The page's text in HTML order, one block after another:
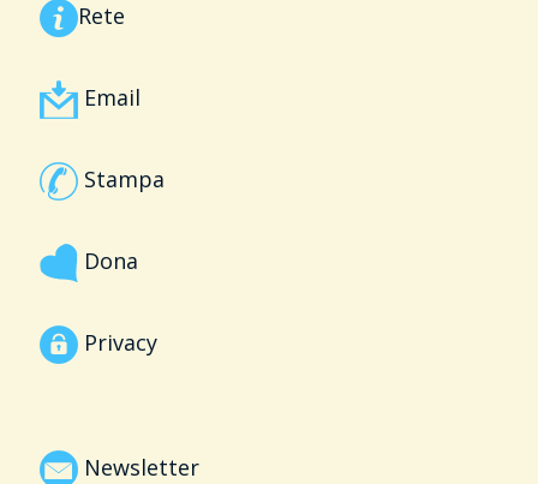
Rete
Email
Stampa
Dona
Privacy
Newsletter